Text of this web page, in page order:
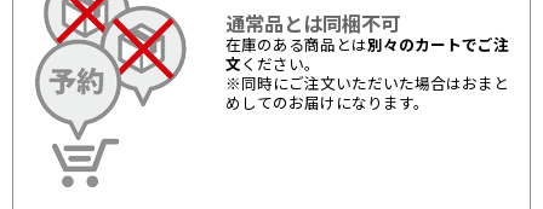
通常品とは同梱不可
在庫のある商品とは別々のカートでご注
文 ください。
※同時にご注文いただいた場合はおまと
めしてのお届けになります。